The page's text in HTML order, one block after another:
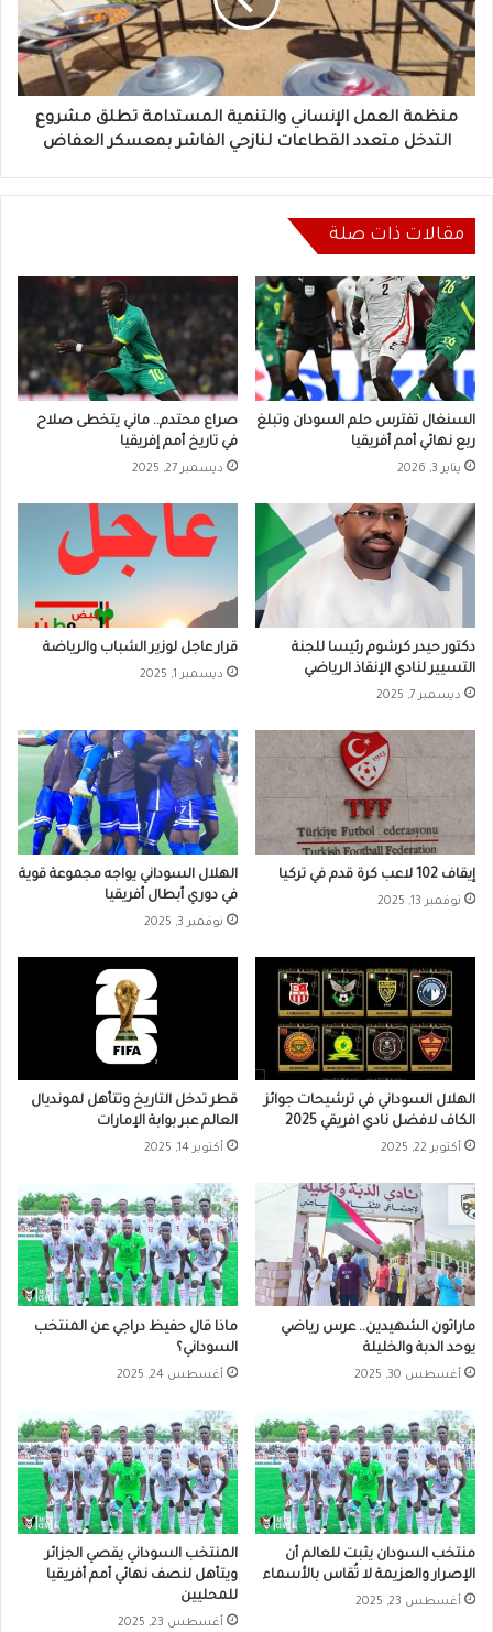
تطلق
مشروع
التدخل
متعدد
القطاعات
لنازحي
منظمة العمل الإنساني والتنمية المستدامة تطلق مشروع
التدخل متعدد القطاعات لنازحي الفاشر بمعسكر العفاض
مقالات ذات صلة
السنغال تفترس حلم السودان وتبلغ
ربع نهائي أمم أفريقيا
يناير 3, 2026
صراع محتدم.. ماني يتخطى صلاح
في تاريخ أمم إفريقيا
ديسمبر 27, 2025
دكتور حيدر كرشوم رئيسا للجنة
التسيير لنادي الإنقاذ الرياضي
ديسمبر 7, 2025
قرار عاجل لوزير الشباب والرياضة
ديسمبر 1, 2025
إيقاف 102 لاعب كرة قدم في تركيا
نوفمبر 13, 2025
الهلال السوداني يواجه مجموعة قوية
في دوري أبطال أفريقيا
نوفمبر 3, 2025
الهلال السوداني في ترشيحات جوائز
الكاف لافضل نادي افريقي 2025
أكتوبر 22, 2025
قطر تدخل التاريخ وتتأهل لمونديال
العالم عبر بوابة الإمارات
أكتوبر 14, 2025
ماراثون الشهيدين.. عرس رياضي
يوحد الدبة والخليلة
أغسطس 30, 2025
ماذا قال حفيظ دراجي عن المنتخب
السوداني؟
أغسطس 24, 2025
منتخب السودان يثبت للعالم أن
الإصرار والعزيمة لا تُقاس بالأسماء
أغسطس 23, 2025
المنتخب السوداني يقصي الجزائر
ويتأهل لنصف نهائي أمم أفريقيا
للمحليين
أغسطس 23, 2025